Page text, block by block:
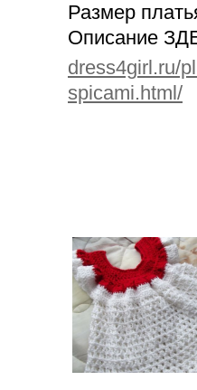
Размер
Описание
dress4girl.ru/
spicami.html/